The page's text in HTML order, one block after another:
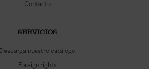
Contacto
SERVICIOS
Descarga nuestro catálogo
Foreign rights